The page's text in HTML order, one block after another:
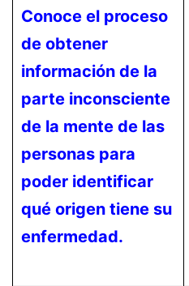
Conoce el proceso
de obtener
información de la
parte inconsciente
de la mente de las
personas para
poder identificar
qué origen tiene su
enfermedad.